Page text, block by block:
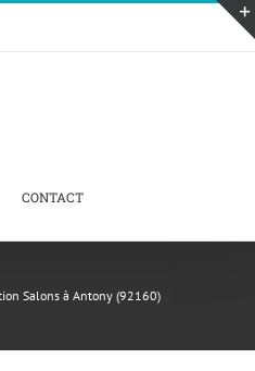
CONTACT
Salons à Antony (92160)